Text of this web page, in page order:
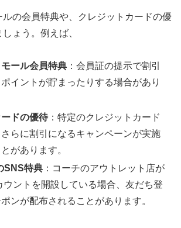
ルの会員特典や、クレジットカードの優
ょう。例えば、
ール会員特典 ：会員証の提示で割引
イントが貯まったりする場合があり
ドの優待：特定のクレジットカード
らに割引になるキャンペーンが実施
があります。
SNS特典 ：コーチのアウトレット店が
ウントを開設している場合、友だち登
ンが配布されることがあります。